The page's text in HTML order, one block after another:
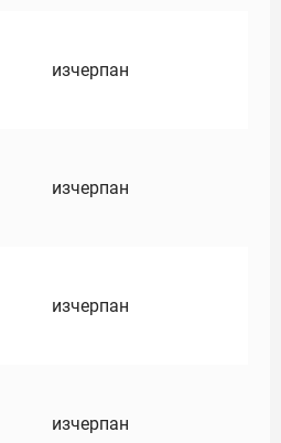
изчерпан
изчерпан
изчерпан
изчерпан